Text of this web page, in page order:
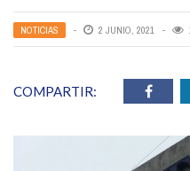
NOTICIAS 2 JUNIO, 2021
COMPARTIR: